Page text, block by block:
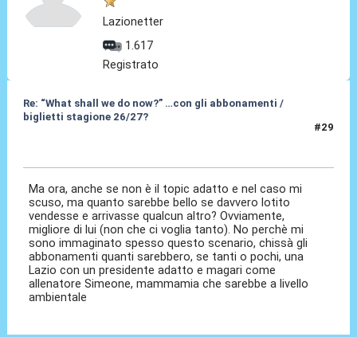
Lazionetter
1.617
Registrato
Re: “What shall we do now?” …con gli abbonamenti /
biglietti stagione 26/27?
#29
Ma ora, anche se non è il topic adatto e nel caso mi
scuso, ma quanto sarebbe bello se davvero lotito
vendesse e arrivasse qualcun altro? Ovviamente,
migliore di lui (non che ci voglia tanto). No perchè mi
sono immaginato spesso questo scenario, chissà gli
abbonamenti quanti sarebbero, se tanti o pochi, una
Lazio con un presidente adatto e magari come
allenatore Simeone, mammamia che sarebbe a livello
ambientale